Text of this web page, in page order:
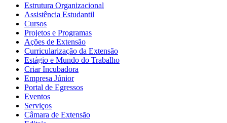
Estrutura Organizacional
Assistência Estudantil
Cursos
Projetos e Programas
Ações de Extensão
Curricularização da Extensão
Estágio e Mundo do Trabalho
Criar Incubadora
Empresa Júnior
Portal de Egressos
Eventos
Serviços
Câmara de Extensão